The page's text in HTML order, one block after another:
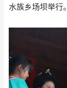
水族乡场坝举行。